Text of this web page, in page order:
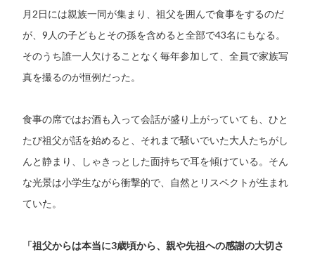
月2日には親族一同が集まり、祖父を囲んで食事をするのだ
が、9人の子どもとその孫を含めると全部で43名にもなる。
そのうち誰一人欠けることなく毎年参加して、全員で家族写
真を撮るのが恒例だった。
食事の席ではお酒も入って会話が盛り上がっていても、ひと
たび祖父が話を始めると、それまで騒いでいた大人たちがし
んと静まり、しゃきっとした面持ちで耳を傾けている。そん
な光景は小学生ながら衝撃的で、自然とリスペクトが生まれ
ていた。
「祖父からは本当に3歳頃から、親や先祖への感謝の大切さ